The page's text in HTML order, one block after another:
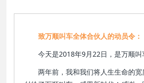
致万顺叫车全体合伙人的动员令：
今天是2018年9月22日，是万顺叫
两年前，我和我们将人生生命的